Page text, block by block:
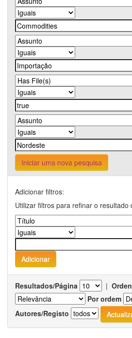
Iniciar uma nova pesquisa
Adicionar filtros:
Utilizar filtros para refinar o resultado
Resultados/Página |
Por ordem
Autores/Registo